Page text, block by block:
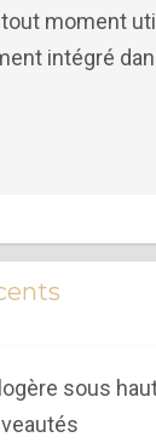
moment
intégré
sous